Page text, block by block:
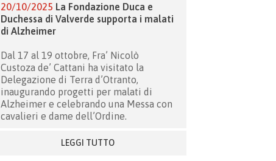
20/10/2025 La Fondazione Duca e
Duchessa di Valverde supporta i malati
di Alzheimer
Dal 17 al 19 ottobre, Fra’ Nicolò
Custoza de’ Cattani ha visitato la
Delegazione di Terra d’Otranto,
inaugurando progetti per malati di
Alzheimer e celebrando una Messa con
cavalieri e dame dell’Ordine.
LEGGI TUTTO